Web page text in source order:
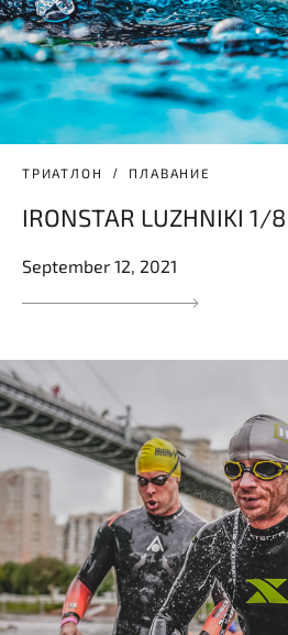
ТРИАТЛОН ПЛАВАНИЕ
IRONSTAR LUZHNIKI 1/8
September 12, 2021